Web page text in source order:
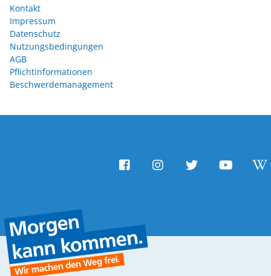
Kontakt
Impressum
Datenschutz
Nutzungsbedingungen
AGB
Pflichtinformationen
Beschwerdemanagement